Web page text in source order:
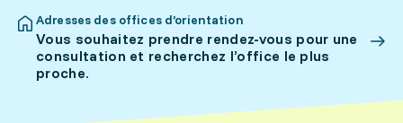
Adresses des offices d’orientation
Vous souhaitez prendre rendez-vous pour une
consultation et recherchez l’office le plus
proche.